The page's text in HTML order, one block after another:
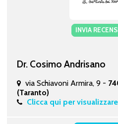
INVIA
Dr. Cosimo Andrisano
via Schiavoni Armira, 9 -
(Taranto)
Clicca qui per